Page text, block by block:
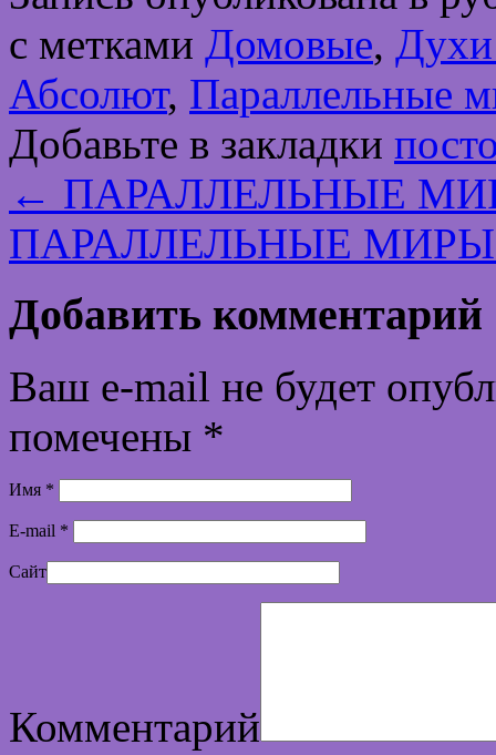
с метками Домовые,
Абсолют, Параллельные
Добавьте в закладки
← ПАРАЛЛЕЛЬНЫЕ
ПАРАЛЛЕЛЬНЫЕ МИРЫ
Добавить комментарий
Ваш e-mail не будет
помечены *
Имя *
E-mail *
Сайт
Комментарий